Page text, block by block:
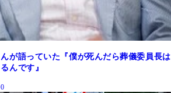
が語っていた『僕が死んだら葬儀委員長は
んです』